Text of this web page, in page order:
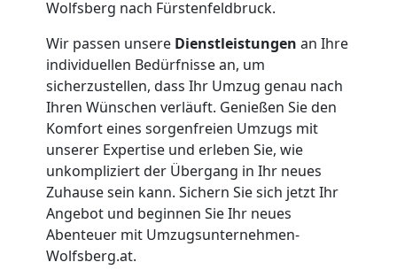
Wolfsberg nach Fürstenfeldbruck.
Wir passen unsere Dienstleistungen an Ihre
individuellen Bedürfnisse an, um
sicherzustellen, dass Ihr Umzug genau nach
Ihren Wünschen verläuft. Genießen Sie den
Komfort eines sorgenfreien Umzugs mit
unserer Expertise und erleben Sie, wie
unkompliziert der Übergang in Ihr neues
Zuhause sein kann. Sichern Sie sich jetzt Ihr
Angebot und beginnen Sie Ihr neues
Abenteuer mit Umzugsunternehmen-
Wolfsberg.at.
Firmenumzug
Wolfsberg
Büroumzug
Wolfsberg
Expressumzug